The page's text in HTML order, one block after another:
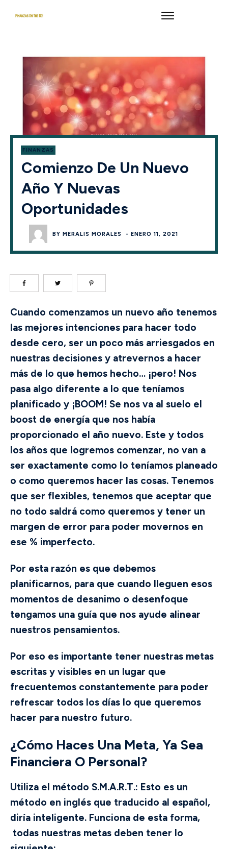
FINANZAS
Comienzo De Un Nuevo
Año Y Nuevas
Oportunidades
BYMERALIS MORALES -ENERO 11, 2021
Cuando comenzamos un nuevo año tenemos
las mejores intenciones para hacer todo
desde cero, ser un poco más arriesgados en
nuestras decisiones y atrevernos a hacer
más de lo que hemos hecho… ¡pero! Nos
pasa algo diferente a lo que teníamos
planificado y ¡BOOM! Se nos va al suelo el
boost de energía que nos había
proporcionado el año nuevo. Este y todos
los años que logremos comenzar, no van a
ser exactamente como lo teníamos planeado
o como queremos hacer las cosas. Tenemos
que ser flexibles, tenemos que aceptar que
no todo saldrá como queremos y tener un
margen de error para poder movernos en
ese % imperfecto.
Por esta razón es que debemos
planificarnos, para que cuando lleguen esos
momentos de desanimo o desenfoque
tengamos una guía que nos ayude alinear
nuestros pensamientos.
Por eso es importante tener nuestras metas
escritas y visibles en un lugar que
frecuentemos constantemente para poder
refrescar todos los días lo que queremos
hacer para nuestro futuro.
¿Cómo Haces Una Meta, Ya Sea
Financiera O Personal?
Utiliza el método S.M.A.R.T.: Esto es un
método en inglés que traducido al español,
diría inteligente. Funciona de esta forma,
todas nuestras metas deben tener lo